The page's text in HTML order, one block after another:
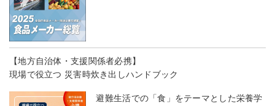
【地方自治体・支援関係者必携】
現場で役立つ 災害時炊き出しハンドブック
避難生活での「食」をテーマとした栄養学